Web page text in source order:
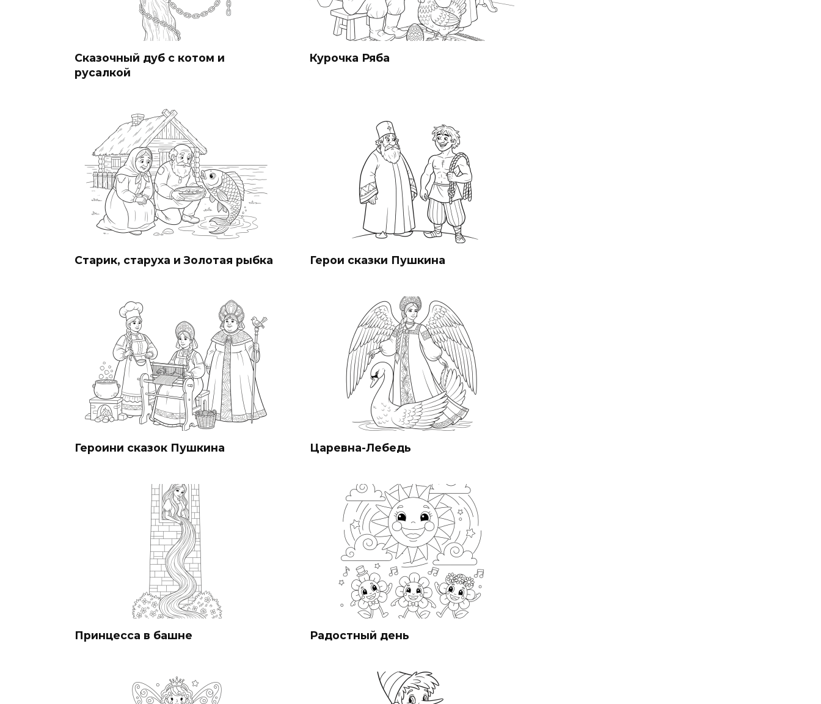
Сказочный дуб с котом и
русалкой
Курочка Ряба
Старик, старуха и Золотая рыбка Герои сказки Пушкина
Героини сказок Пушкина Царевна-Лебедь
Принцесса в башне Радостный день